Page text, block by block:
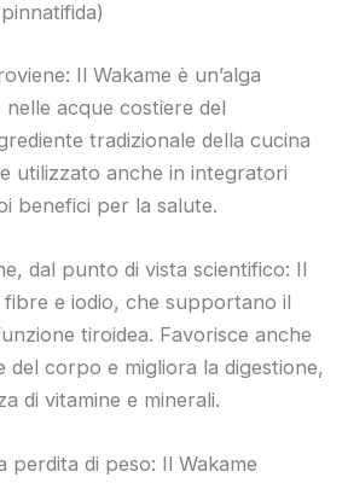
Il Wakame è un’alga
acque costiere del
tradizionale della cucina
utilizzato anche in integratori
benefici per la salute.
dal punto di vista scientifico: Il
fibre e iodio, che supportano il
tiroidea. Favorisce anche
del corpo e migliora la digestione,
di vitamine e minerali.
perdita di peso: Il Wakame